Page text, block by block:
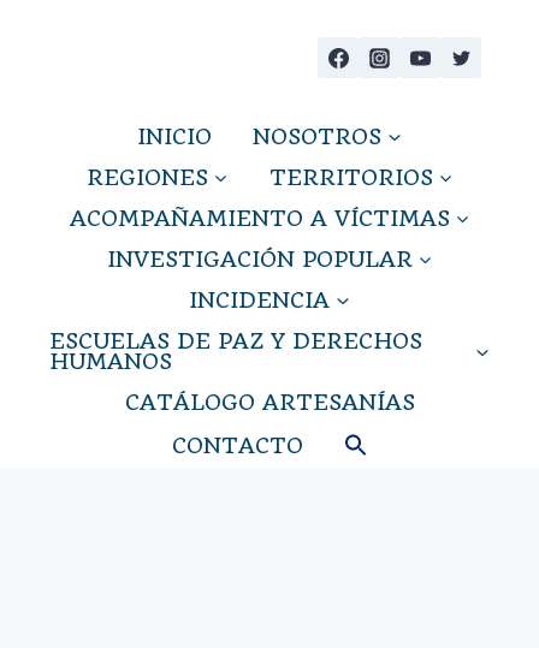
INICIO
NOSOTROS
REGIONES
TERRITORIOS
ACOMPAÑAMIENTO A VÍCTIMAS
INVESTIGACIÓN POPULAR
INCIDENCIA
ESCUELAS DE PAZ Y DERECHOS
HUMANOS
CATÁLOGO ARTESANÍAS
CONTACTO